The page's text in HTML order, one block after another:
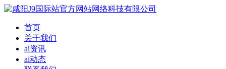
首页
关于我们
ai资讯
ai动态